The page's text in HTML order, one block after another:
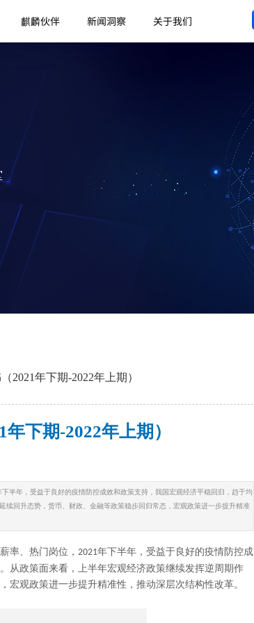
麒麟伙伴 新闻洞察 关于我们
2021年下期-2022年上期）
下期-2022年上期）
半年，受益于良好的疫情防控成效和政策支持，我国宏观经济平稳回归，趋于均
回升态势，货币、财政、金融等政策稳步回归常态，宏观政策进一步提升精准
率、热门岗位， 2021年下半年，受益于良好的疫情防控成
从政策面来看，上半年宏观经济政策继续发挥逆周期作
观政策进一步提升精准性，推动深层次结构性改革。